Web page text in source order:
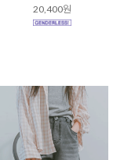
20,400원